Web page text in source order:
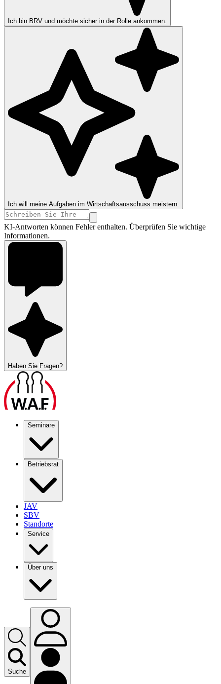
Ich bin BRV und möchte sicher in der Rolle ankommen.
Ich will meine Aufgaben im Wirtschaftsausschuss meistern.
KI-Antworten können Fehler enthalten. Überprüfen Sie wichtige
Informationen.
Haben Sie Fragen?
Seminare
Betriebsrat
JAV
SBV
Standorte
Service
Über uns
Suche